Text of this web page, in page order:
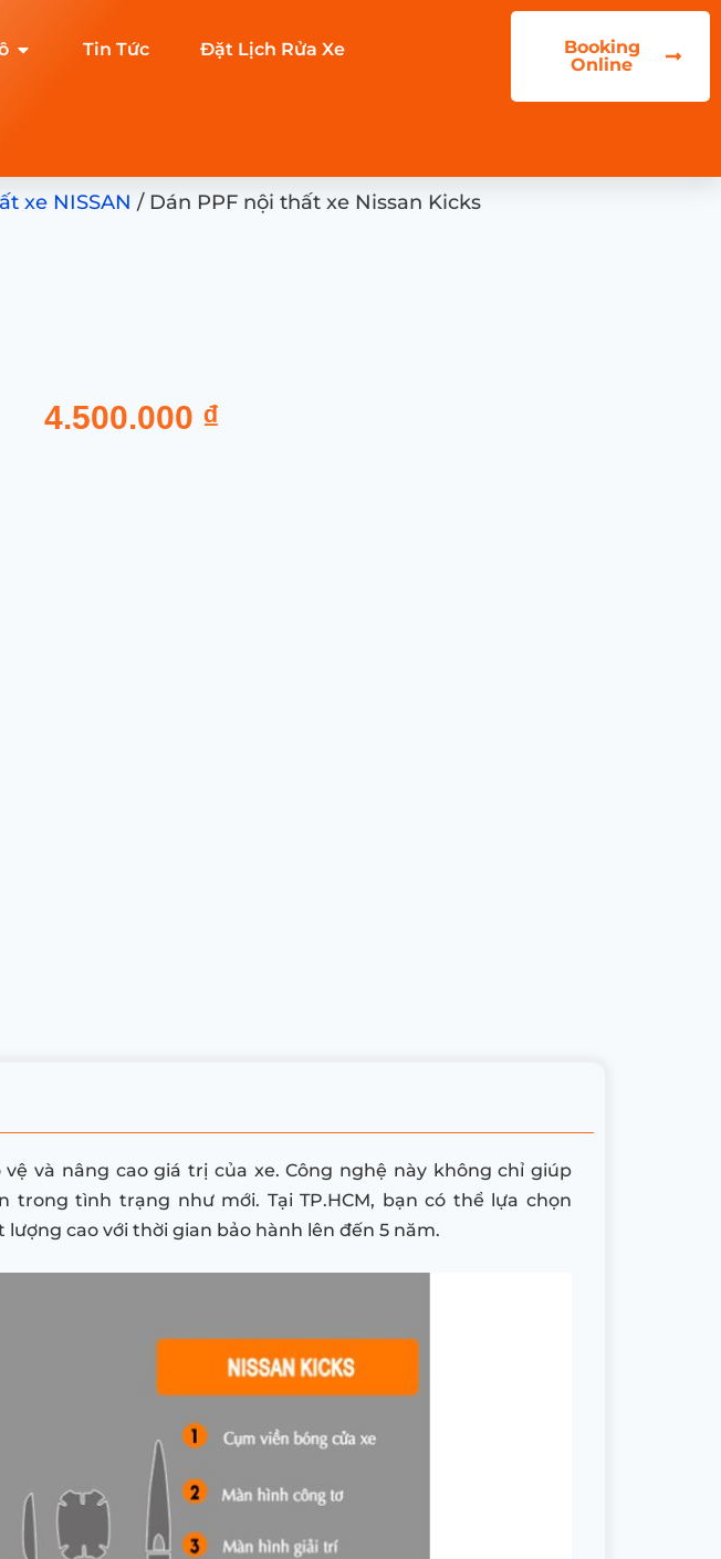
Tin Tức Đặt Lịch Rửa Xe
Booking
Online
xe NISSAN / Dán PPF nội thất xe Nissan Kicks
4.500.000 ₫
và nâng cao giá trị của xe. Công nghệ này không chỉ giúp
tình trạng như mới. Tại TP.HCM, bạn có thể lựa chọn
cao với thời gian bảo hành lên đến 5 năm.